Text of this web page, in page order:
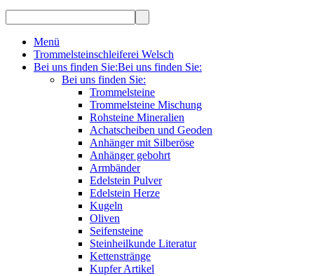
Menü
Trommelsteinschleiferei Welsch
Bei uns finden Sie:Bei uns finden Sie:
Bei uns finden Sie:
Trommelsteine
Trommelsteine Mischung
Rohsteine Mineralien
Achatscheiben und Geoden
Anhänger mit Silberöse
Anhänger gebohrt
Armbänder
Edelstein Pulver
Edelstein Herze
Kugeln
Oliven
Seifensteine
Steinheilkunde Literatur
Kettenstränge
Kupfer Artikel